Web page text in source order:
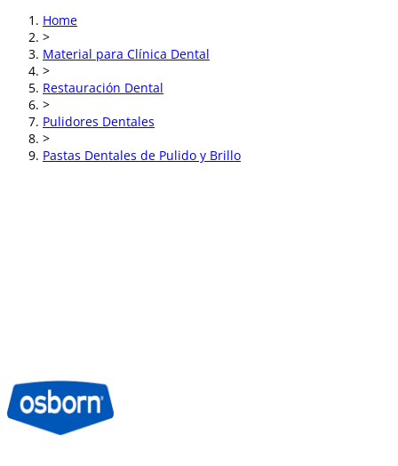
Home
>
Material para Clínica Dental
>
Restauración Dental
>
Pulidores Dentales
>
Pastas Dentales de Pulido y Brillo